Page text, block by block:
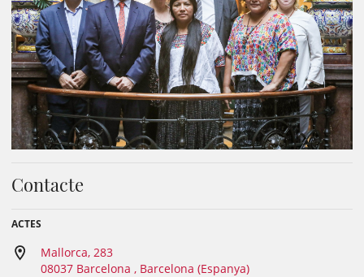
Contacte
ACTES
Mallorca, 283
08037 Barcelona , Barcelona (Espanya)